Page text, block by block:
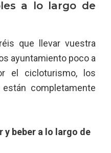
a lo largo de
que llevar vuestra
ayuntamiento poco a
el cicloturismo, los
completamente
y beber a lo largo de